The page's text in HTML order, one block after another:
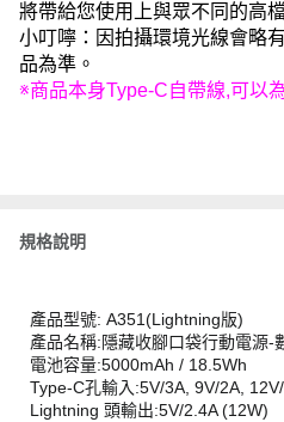
將帶給您使用上與眾不同的高
小叮嚀：因拍攝環境光線會略
品為準。
※商品本身Type-C自帶線,可以
規格說明
產品型號: A351(Lightning版)
產品名稱:隱藏收腳口袋行動電源-
電池容量:5000mAh / 18.5Wh
Type-C孔輸入:5V/3A, 9V/2A,
Lightning 頭輸出:5V/2.4A (12W)